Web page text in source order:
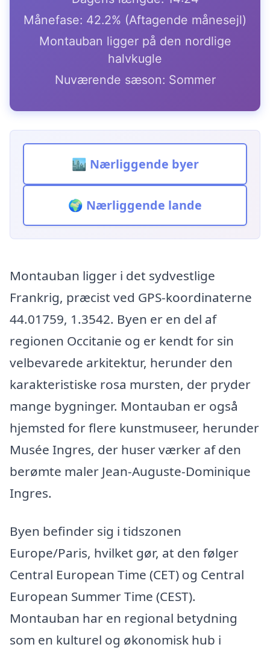
Månefase: 42.2% (Aftagende månesejl)
Montauban ligger på den nordlige
halvkugle
Nuværende sæson: Sommer
🏙️ Nærliggende byer
🌍 Nærliggende lande
Montauban ligger i det sydvestlige
Frankrig, præcist ved GPS-koordinaterne
44.01759, 1.3542. Byen er en del af
regionen Occitanie og er kendt for sin
velbevarede arkitektur, herunder den
karakteristiske rosa mursten, der pryder
mange bygninger. Montauban er også
hjemsted for flere kunstmuseer, herunder
Musée Ingres, der huser værker af den
berømte maler Jean-Auguste-Dominique
Ingres.
Byen befinder sig i tidszonen
Europe/Paris, hvilket gør, at den følger
Central European Time (CET) og Central
European Summer Time (CEST).
Montauban har en regional betydning
som en kulturel og økonomisk hub i